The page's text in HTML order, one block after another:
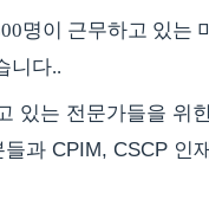
명이 근무하고 있는
니다..
있는 전문가들을 위
과 CPIM, CSCP 인